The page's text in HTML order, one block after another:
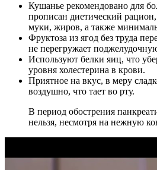
Кушанье рекомендовано для
прописан диетический
муки, жиров, а также
Фруктоза из ягод без труда
не перегружает
Используют белки яиц, что
уровня холестерина в крови.
Приятное на вкус, в меру
воздушно, что тает во рту.
В период обострения
нельзя, несмотря на нежную